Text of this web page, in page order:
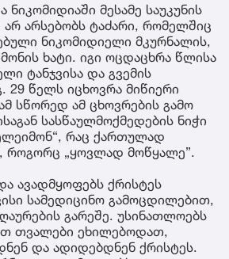
ნიკომიდიაში მესამე საუკუნის
არ არსებობს ტაძარი, რომელშიც
ნიკომიდიელი მკურნალის,
ხატი. იგი ოცდაცხრა წლისა
ტანჯვისა და გვემის
29 წელს იცხოვრა მიწიერი
სწორედ ამ ცხოვრების გამო
სასწაულმოქმედების ნიჭი
რაც ქართულად
როგორც „ყოვლად მოწყალე”.
ავადმყოფებს ქრისტეს
სამედიცინო გამოცდილებით,
გარეშე. უსინათლოებს
თვალები ეხილებოდათ,
და ადიდებდნენ ქრისტეს.